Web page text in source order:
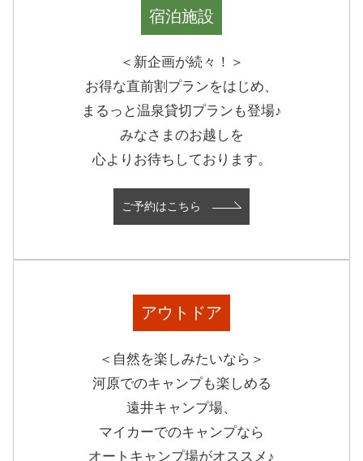
宿泊施設
＜新企画が続々！＞
お得な直前割プランをはじめ、
まるっと温泉貸切プランも登場♪
みなさまのお越しを
心よりお待ちしております。
ご予約はこちら
アウトドア
＜自然を楽しみたいなら＞
河原でのキャンプも楽しめる
遠井キャンプ場、
マイカーでのキャンプなら
オートキャンプ場がオススメ♪